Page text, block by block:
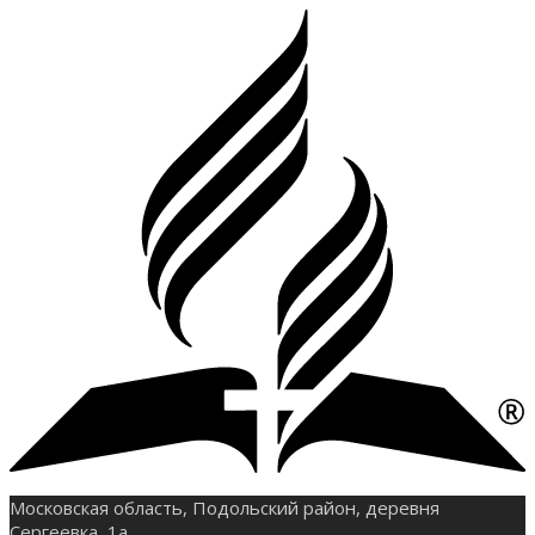
Московская область, Подольский район, деревня